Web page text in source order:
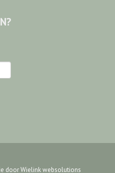
doorWielink websolutions